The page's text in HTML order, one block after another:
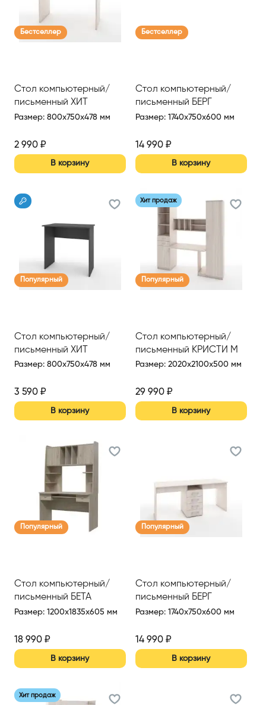
Бестселлер
Стол компьютерный/
письменный ХИТ
Размер: 800x750x478 мм
2 990 ₽
В корзину
Бестселлер
Стол компьютерный/
письменный БЕРГ
Размер: 1740x750x600 мм
14 990₽
В корзину
Популярный
Стол компьютерный/
письменный ХИТ
Размер: 800x750x478 мм
3 590 ₽
В корзину
Хит продаж
Популярный
Стол компьютерный/
письменный КРИСТИ М
Размер: 2020x2100x500 мм
29 990₽
В корзину
Популярный
Стол компьютерный/
письменный БЕТА
Размер: 1200x1835x605 мм
18 990 ₽
В корзину
Популярный
Стол компьютерный/
письменный БЕРГ
Размер: 1740x750x600 мм
14 990₽
В корзину
Хит продаж